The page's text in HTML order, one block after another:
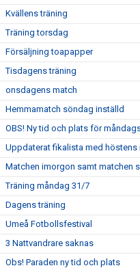
Kvällens träning
Träning torsdag
Försäljning toapapper
Tisdagens träning
onsdagens match
Hemmamatch söndag inställd
OBS! Ny tid och plats för
Uppdaterat fikalista med höstens
Matchen imorgon samt matchen
Träning måndag 31/7
Dagens träning
Umeå Fotbollsfestival
3 Nattvandrare saknas
Obs! Paraden ny tid och plats